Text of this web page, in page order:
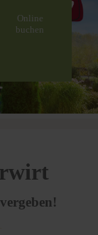
Online
buchen